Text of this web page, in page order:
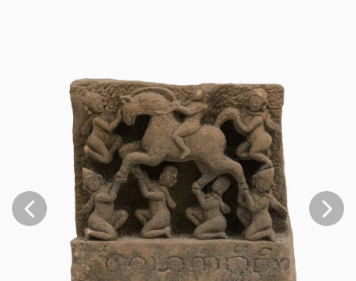
billedgalleriet